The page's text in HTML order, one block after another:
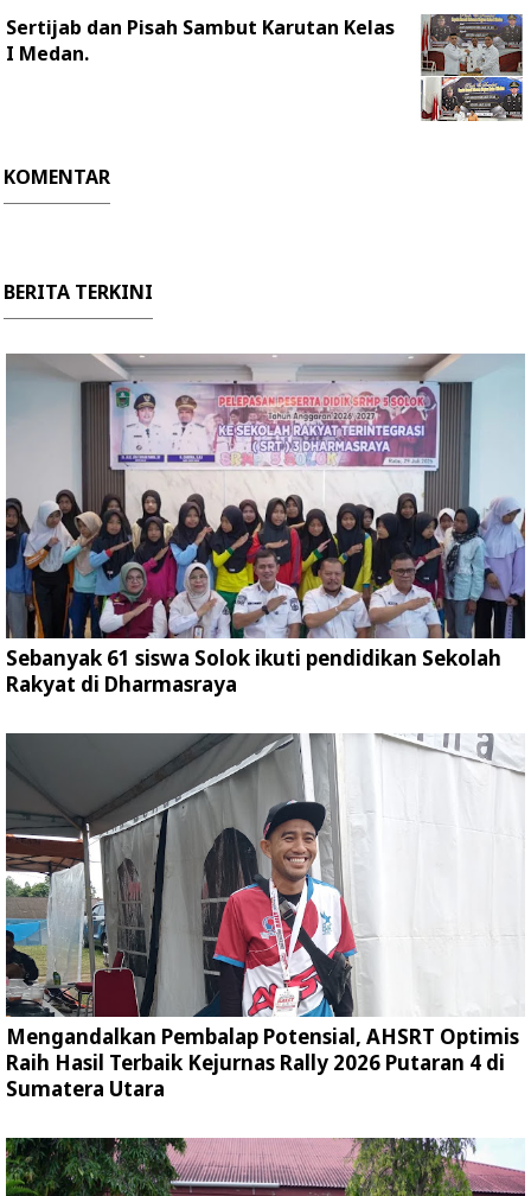
Sertijab dan Pisah Sambut Karutan Kelas
I Medan.
KOMENTAR
BERITA TERKINI
Sebanyak 61 siswa Solok ikuti pendidikan Sekolah
Rakyat di Dharmasraya
Mengandalkan Pembalap Potensial, AHSRT Optimis
Raih Hasil Terbaik Kejurnas Rally 2026 Putaran 4 di
Sumatera Utara